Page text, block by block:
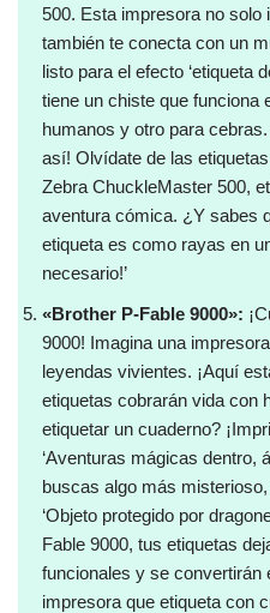
500. Esta impresora no solo
también te conecta con un
listo para el efecto ‘etiqueta
tiene un chiste que funciona
humanos y otro para
así! Olvídate de las
Zebra ChuckleMaster 500,
aventura cómica. ¿Y sabes
etiqueta es como rayas en
necesario!’
«Brother P-Fable 9000»:
9000! Imagina una
leyendas vivientes. ¡Aquí
etiquetas cobrarán vida con
etiquetar un cuaderno?
‘Aventuras mágicas dentro,
buscas algo más
‘Objeto protegido por
Fable 9000, tus etiquetas
funcionales y se convertirán
impresora que etiqueta con